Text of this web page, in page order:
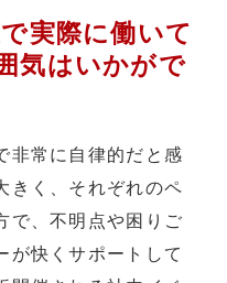
実際に働いて
気はいかがで
非常に自律的だと感
きく、それぞれのペ
で、不明点や困りご
が快くサポートして